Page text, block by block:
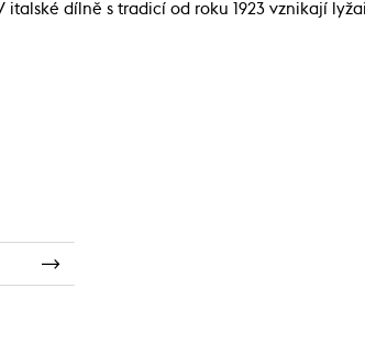
dílně s tradicí od roku 1923 vznikají